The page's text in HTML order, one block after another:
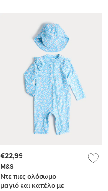
M&S
Ντε πιες ολόσωμο
μαγιό και καπέλο με
€22,99